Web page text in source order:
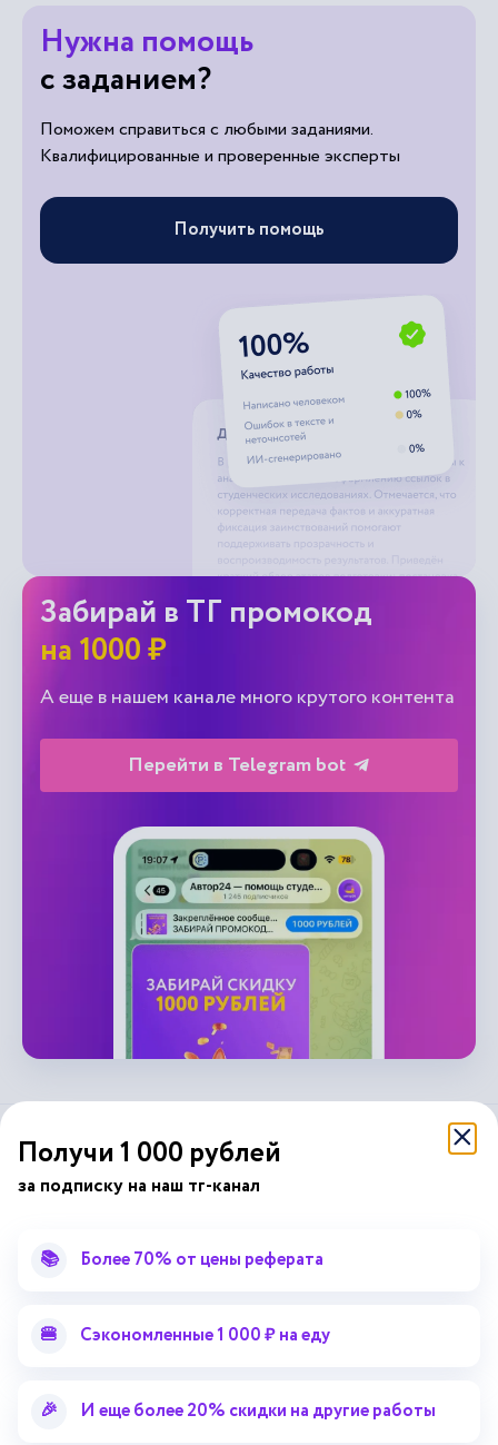
Нужна помощь
с заданием?
Поможем справиться с любыми заданиями.
Квалифицированные и проверенные эксперты
Получить помощь
Забирай в ТГ промокод
на 1000 ₽
А еще в нашем канале много крутого контента
Перейти в Telegram bot
справочник
отавтор24
Лекторий
Справочник терминов
Последние статьи
Справочник рефератов
Получи 1 000 рублей
за подписку на наш тг-канал
📚 Более 70% от цены реферата
🍔 Сэкономленные 1 000 ₽ на еду
🎉 И еще более 20% скидки на другие работы